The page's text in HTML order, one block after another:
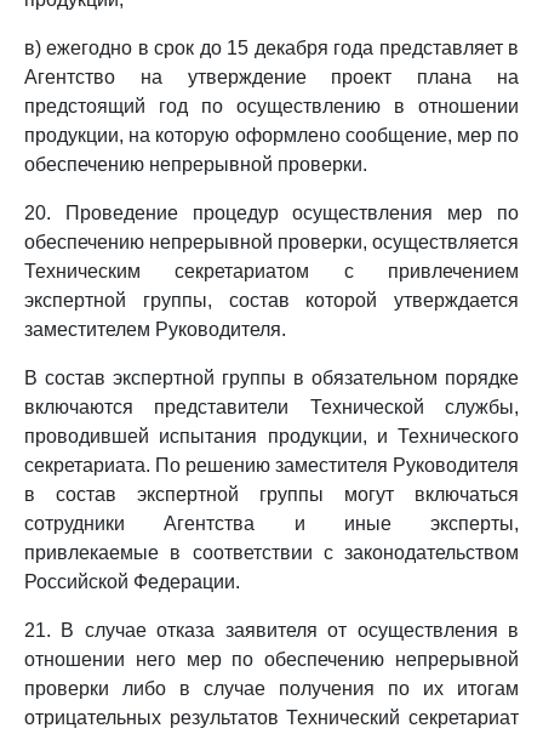
в) ежегодно в срок до 15 декабря года представляет в
Агентство на утверждение проект плана на
предстоящий год по осуществлению в отношении
продукции, на которую оформлено сообщение, мер по
обеспечению непрерывной проверки.
20. Проведение процедур осуществления мер по
обеспечению непрерывной проверки, осуществляется
Техническим секретариатом с привлечением
экспертной группы, состав которой утверждается
заместителем Руководителя.
В состав экспертной группы в обязательном порядке
включаются представители Технической службы,
проводившей испытания продукции, и Технического
секретариата. По решению заместителя Руководителя
в состав экспертной группы могут включаться
сотрудники Агентства и иные эксперты,
привлекаемые в соответствии с законодательством
Российской Федерации.
21. В случае отказа заявителя от осуществления в
отношении него мер по обеспечению непрерывной
проверки либо в случае получения по их итогам
отрицательных результатов Технический секретариат